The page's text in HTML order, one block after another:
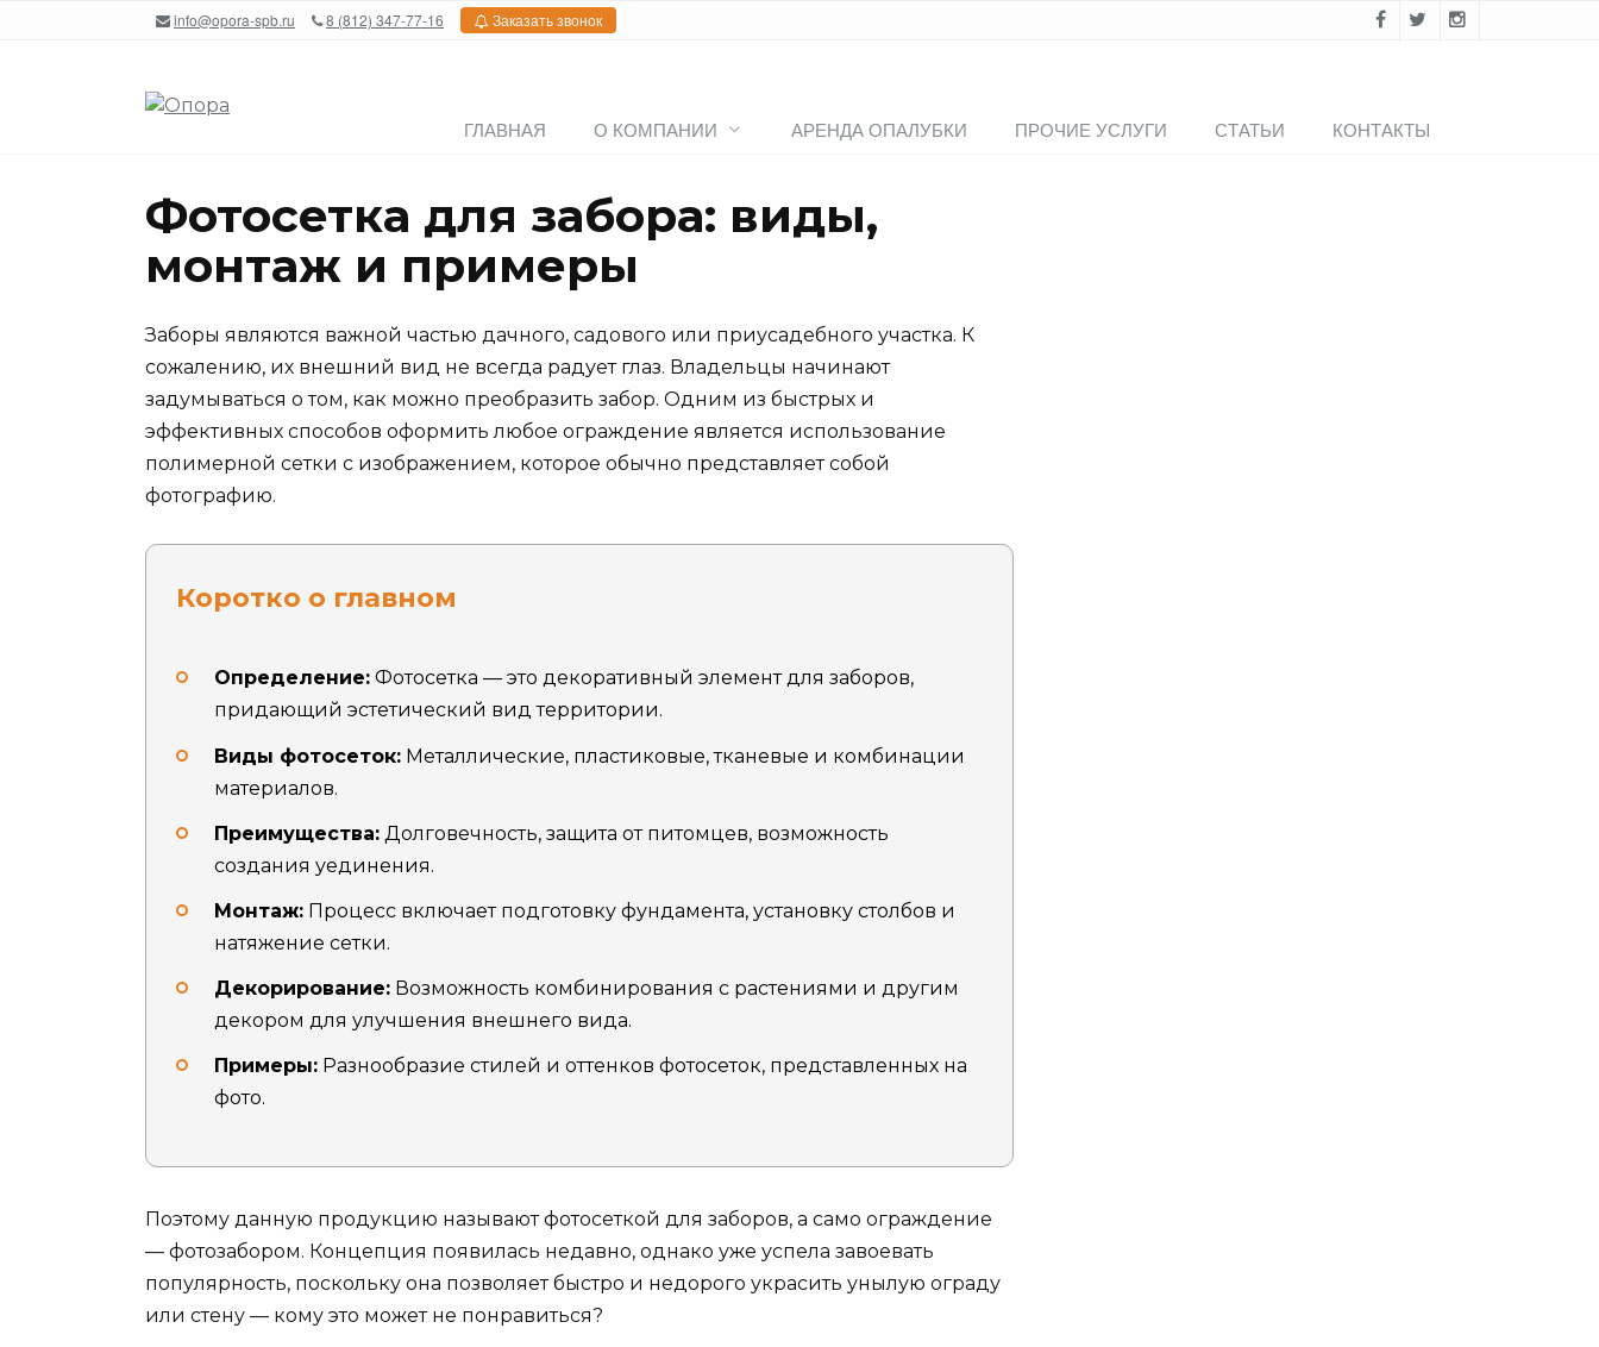
info@opora-spb.ru 8 (812) 347-77-16 Заказать звонок
ГЛАВНАЯ О КОМПАНИИ АРЕНДА ОПАЛУБКИ ПРОЧИЕ УСЛУГИ СТАТЬИ КОНТАКТЫ
Фотосетка для забора: виды,
монтаж и примеры
Заборы являются важной частью дачного, садового или приусадебного участка. К
сожалению, их внешний вид не всегда радует глаз. Владельцы начинают
задумываться о том, как можно преобразить забор. Одним из быстрых и
эффективных способов оформить любое ограждение является использование
полимерной сетки с изображением, которое обычно представляет собой
фотографию.
Коротко о главном
Определение: Фотосетка — это декоративный элемент для заборов,
придающий эстетический вид территории.
Виды фотосеток: Металлические, пластиковые, тканевые и комбинации
материалов.
Преимущества: Долговечность, защита от питомцев, возможность
создания уединения.
Монтаж: Процесс включает подготовку фундамента, установку столбов и
натяжение сетки.
Декорирование: Возможность комбинирования с растениями и другим
декором для улучшения внешнего вида.
Примеры: Разнообразие стилей и оттенков фотосеток, представленных на
фото.
Поэтому данную продукцию называют фотосеткой для заборов, а само ограждение
— фотозабором. Концепция появилась недавно, однако уже успела завоевать
популярность, поскольку она позволяет быстро и недорого украсить унылую ограду
или стену — кому это может не понравиться?